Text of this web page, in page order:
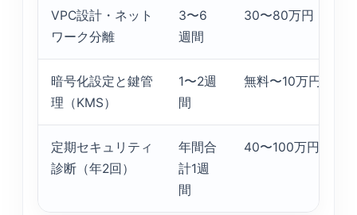
VPC設計・ネット
ワーク分離
3〜6
週間
30〜80万円
暗号化設定と鍵管
理（KMS）
1〜2週
間
無料〜10万円
定期セキュリティ
診断（年2回）
年間合
計1週
間
40〜100万円／年